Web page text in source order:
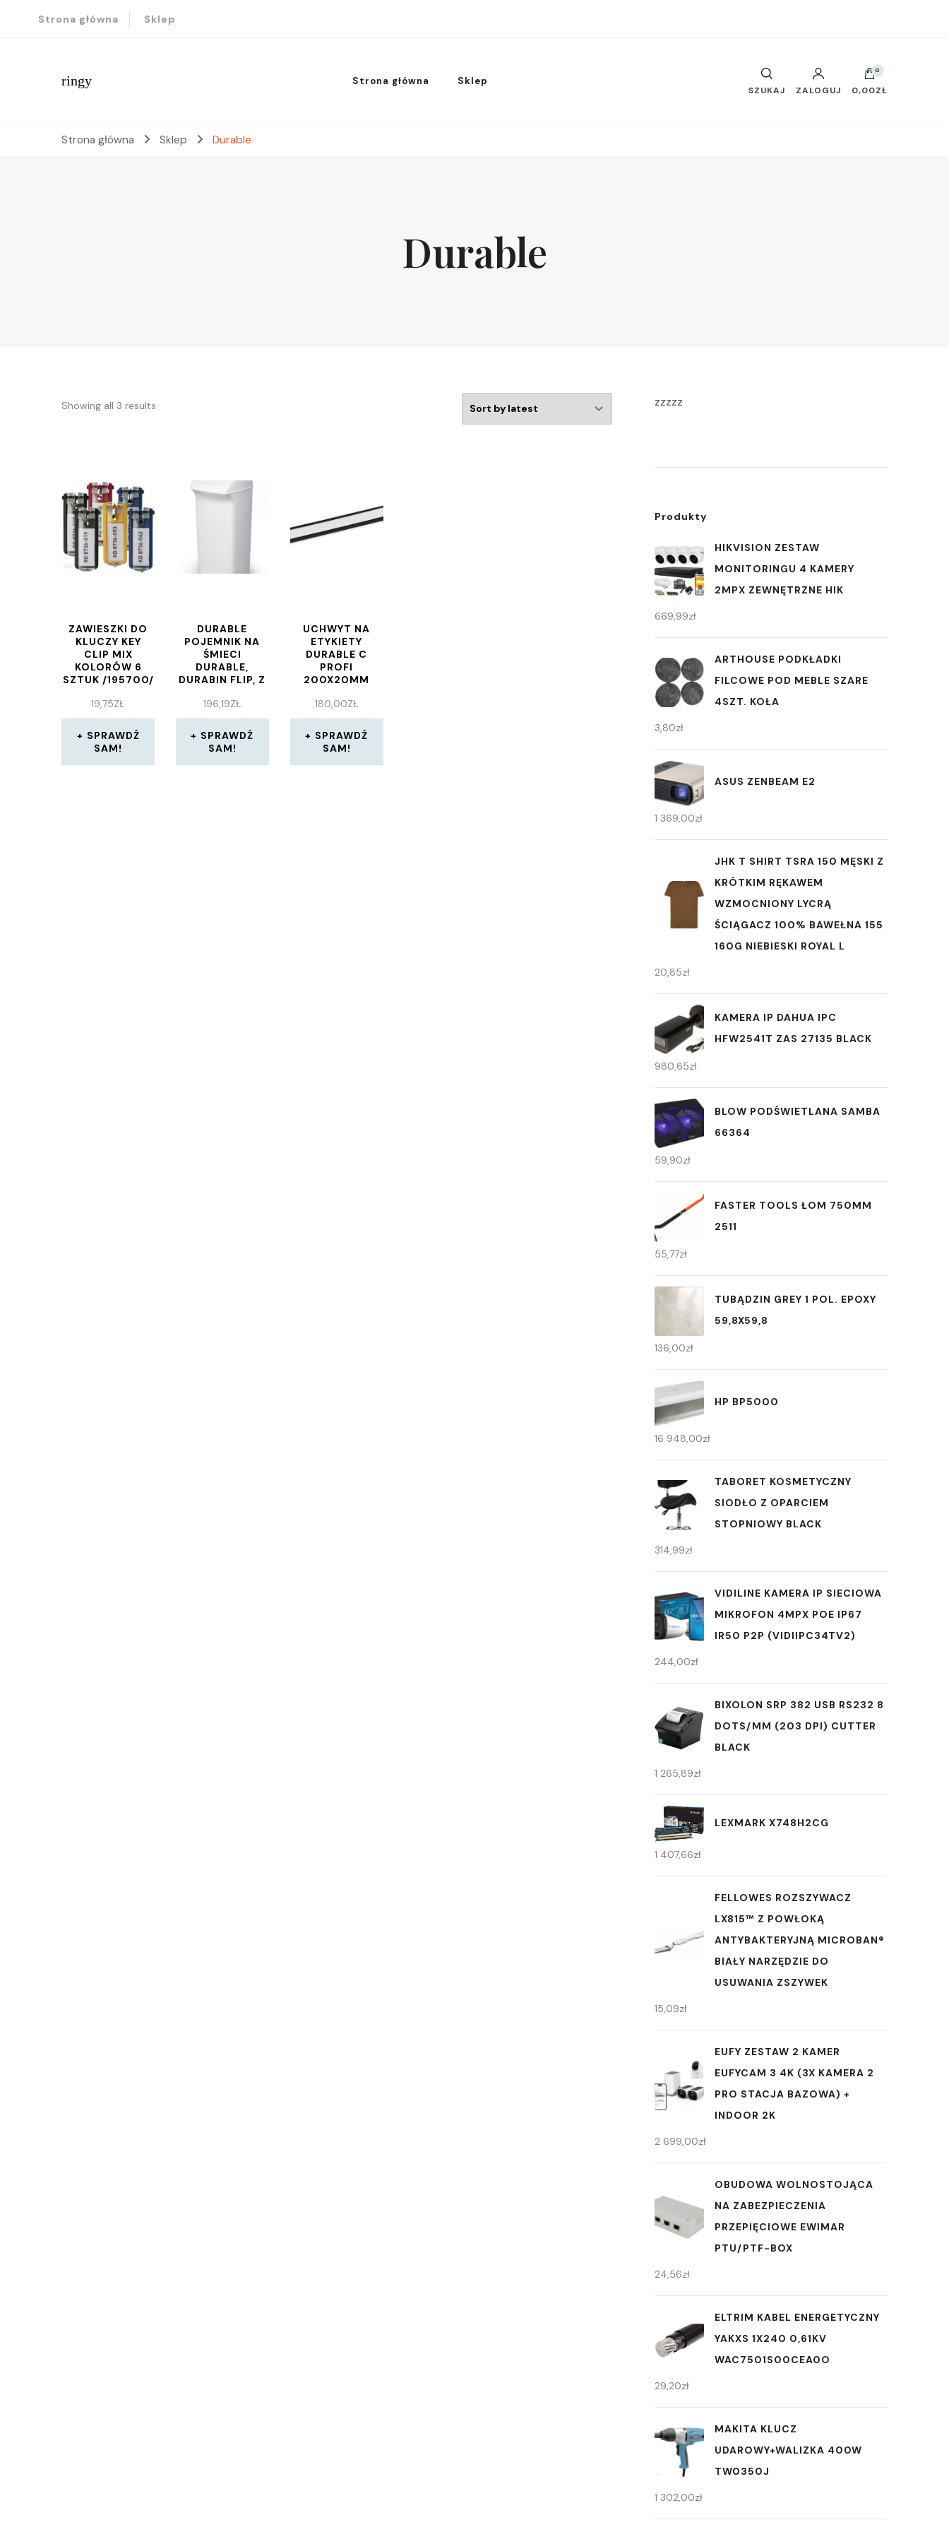
Strona główna Sklep
ringy Strona główna Sklep
SZUKAJ ZALOGUJ
0
0,00ZŁ
Strona główna Sklep Durable
Durable
Showing all 3 results
ZAWIESZKI DO
KLUCZY KEY
CLIP MIX
KOLORÓW 6
SZTUK /195700/
19,75ZŁ
SPRAWDŹ
SAM!
DURABLE
POJEMNIK NA
ŚMIECI
DURABLE,
DURABIN FLIP, Z
BIAŁY,
1809798010
196,19ZŁ
SPRAWDŹ
SAM!
UCHWYT NA
ETYKIETY
DURABLE C
PROFI
200X20MM
171058
180,00ZŁ
SPRAWDŹ
SAM!
zzzzz
Produkty
HIKVISION ZESTAW
MONITORINGU 4 KAMERY
2MPX ZEWNĘTRZNE HIK
669,99zł
ARTHOUSE PODKŁADKI
FILCOWE POD MEBLE SZARE
4SZT. KOŁA
3,80zł
ASUS ZENBEAM E2
1 369,00zł
JHK T SHIRT TSRA 150 MĘSKI Z
KRÓTKIM RĘKAWEM
WZMOCNIONY LYCRĄ
ŚCIĄGACZ 100% BAWEŁNA 155
160G NIEBIESKI ROYAL L
20,85zł
KAMERA IP DAHUA IPC
HFW2541T ZAS 27135 BLACK
980,65zł
BLOW PODŚWIETLANA SAMBA
66364
59,90zł
FASTER TOOLS ŁOM 750MM
2511
55,77zł
TUBĄDZIN GREY 1 POL. EPOXY
59,8X59,8
136,00zł
HP BP5000
16 948,00zł
TABORET KOSMETYCZNY
SIODŁO Z OPARCIEM
STOPNIOWY BLACK
314,99zł
VIDILINE KAMERA IP SIECIOWA
MIKROFON 4MPX POE IP67
IR50 P2P (VIDIIPC34TV2)
244,00zł
BIXOLON SRP 382 USB RS232 8
DOTS/MM (203 DPI) CUTTER
BLACK
1 265,89zł
LEXMARK X748H2CG
1 407,66zł
FELLOWES ROZSZYWACZ
LX815™ Z POWŁOKĄ
ANTYBAKTERYJNĄ MICROBAN®
BIAŁY NARZĘDZIE DO
USUWANIA ZSZYWEK
15,09zł
EUFY ZESTAW 2 KAMER
EUFYCAM 3 4K (3X KAMERA 2
PRO STACJA BAZOWA) +
INDOOR 2K
2 699,00zł
OBUDOWA WOLNOSTOJĄCA
NA ZABEZPIECZENIA
PRZEPIĘCIOWE EWIMAR
PTU/PTF-BOX
24,56zł
ELTRIM KABEL ENERGETYCZNY
YAKXS 1X240 0,61KV
WAC7501S00CEA0O
29,20zł
MAKITA KLUCZ
UDAROWY+WALIZKA 400W
TW0350J
1 302,00zł